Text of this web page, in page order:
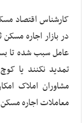
کارشناس اقتصاد
در بازار اجاره
عامل سبب شده تا
تمدید نکنند یا
مشاوران املاک
معاملات اجاره